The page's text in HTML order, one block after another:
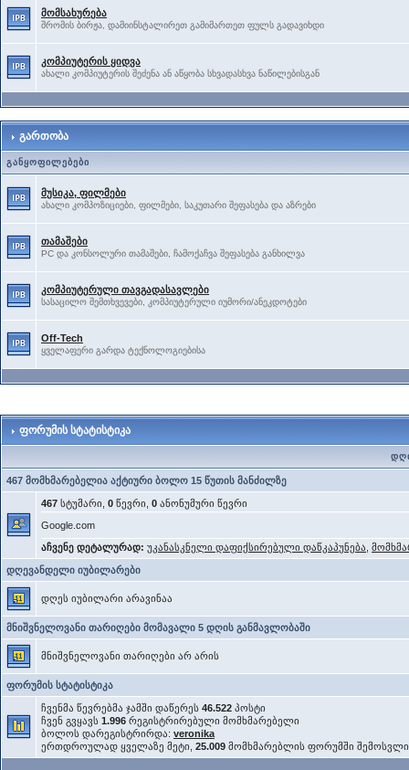
მომსახურება
შრომის ბირჟა, დამიინსტალირეთ გამიმართეთ ფულს გადავიხდი
კომპიუტერის ყიდვა
ახალი კომპიუტერის შეძენა ან აწყობა სხვადასხვა ნაწილებისგან
გართობა
განყოფილებები
მუსიკა, ფილმები
ახალი კომპოზიციები, ფილმები, საკუთარი შეფასება და აზრები
თამაშები
PC და კონსოლური თამაშები, ჩამოქაჩვა შეფასება განხილვა
კომპიუტერული თავგადასავლები
სასაცილო შემთხვევები, კომპიუტერული იუმორი/ანეკდოტები
Off-Tech
ყველაფერი გარდა ტექნოლოგიებისა
ფორუმის სტატისტიკა
467 მომხმარებელია აქტიური ბოლო 15 წუთის მანძილზე
467 სტუმარი, 0 წევრი, 0 ანონუმური წევრი
Google.com
აჩვენე დეტალურად: უკანასკნელი დაფიქსირებული დაწკაპუნება
დღევანდელი იუბილარები
დღეს იუბილარი არავინაა
მნიშვნელოვანი თარიღები მომავალი 5 დღის განმავლობაში
მნიშვნელოვანი თარიღები არ არის
ფორუმის სტატისტიკა
ჩვენმა წევრებმა ჯამში დაწერეს 46.522 პოსტი
ჩვენ გვყავს 1.996 რეგისტრირებული მომხმარებელი
ბოლოს დარეგისტრირდა: veronika
ერთდროულად ყველაზე მეტი, 25.009 მომხმარებლის ფორუმში